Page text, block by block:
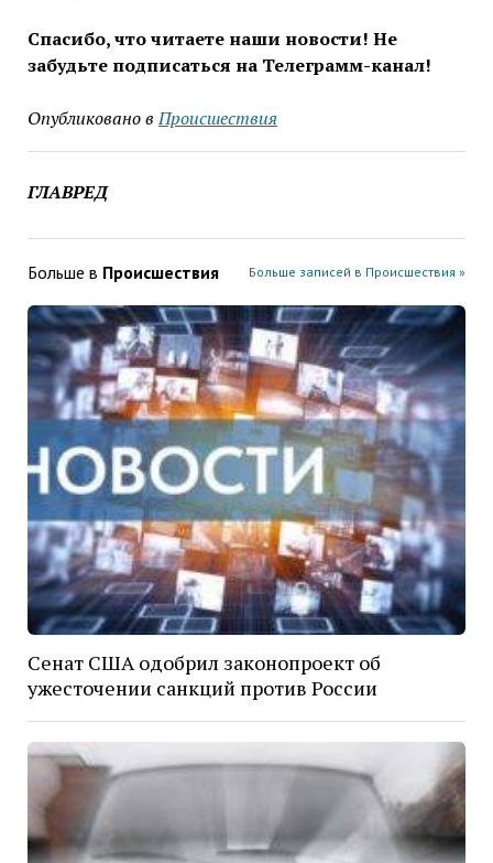
Спасибо, что читаете наши новости! Не
забудьте подписаться на Телеграмм-канал!
Опубликовано в Проиcшествия
ГЛАВРЕД
Больше в Проиcшествия Больше записей в Проиcшествия »
Сенат США одобрил законопроект об
ужесточении санкций против России